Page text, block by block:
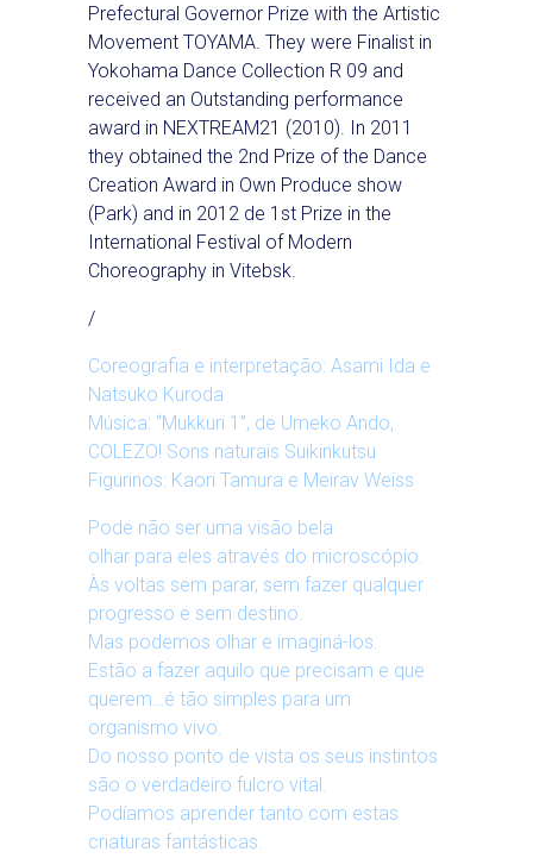
Prefectural Governor Prize with the Artistic
Movement TOYAMA. They were Finalist in
Yokohama Dance Collection R 09 and
received an Outstanding performance
award in NEXTREAM21 (2010). In 2011
they obtained the 2nd Prize of the Dance
Creation Award in Own Produce show
(Park) and in 2012 de 1st Prize in the
International Festival of Modern
Choreography in Vitebsk.
/
Coreografia e interpretação: Asami Ida e
Natsuko Kuroda
Música: “Mukkuri 1”, de Umeko Ando,
COLEZO! Sons naturais Suikinkutsu
Figurinos: Kaori Tamura e Meirav Weiss
Pode não ser uma visão bela
olhar para eles através do microscópio.
Às voltas sem parar, sem fazer qualquer
progresso e sem destino.
Mas podemos olhar e imaginá-los.
Estão a fazer aquilo que precisam e que
querem…é tão simples para um
organismo vivo.
Do nosso ponto de vista os seus instintos
são o verdadeiro fulcro vital.
Podíamos aprender tanto com estas
criaturas fantásticas.